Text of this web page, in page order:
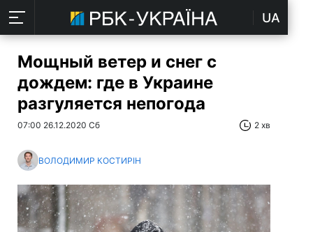
UA
Мощный ветер и снег с
дождем: где в Украине
разгуляется непогода
07:00 26.12.2020 Сб 2 хв
ВОЛОДИМИР КОСТИРІН